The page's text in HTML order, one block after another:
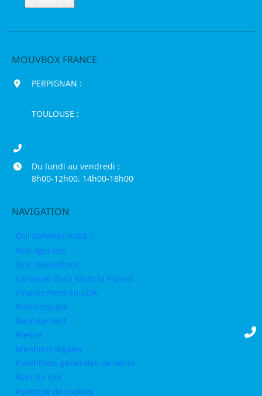
MOUVBOX FRANCE
PERPIGNAN :
TOULOUSE :
Du lundi au vendredi :
8h00-12h00, 14h00-18h00
NAVIGATION
Qui sommes-nous ?
Nos agences
Nos réalisations
Livraison dans toute la France
Financement en LOA
Notre équipe
Recrutement
Presse
Mentions légales
Conditions générales de vente
Plan du site
Politique de cookies